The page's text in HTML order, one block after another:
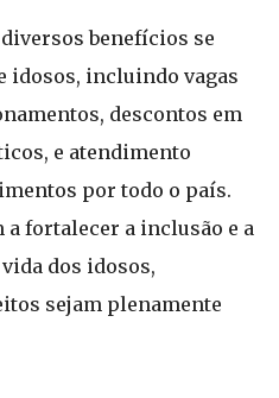
diversos benefícios se
idosos, incluindo vagas
descontos em
e atendimento
por todo o país.
a fortalecer a inclusão e a
dos idosos,
sejam plenamente